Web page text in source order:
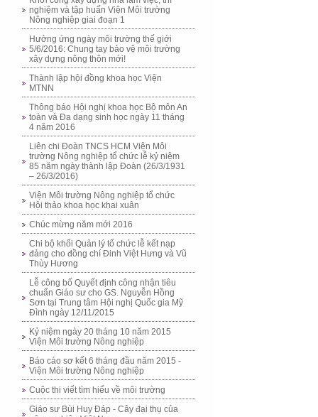
nghiệm và tập huấn Viện Môi trường
Nông nghiệp giai đoạn 1
Hưởng ứng ngày môi trường thế giới
5/6/2016: Chung tay bảo vệ môi trường
xây dựng nông thôn mới!
Thành lập hội đồng khoa học Viện
MTNN
Thông báo Hội nghị khoa học Bộ môn An
toàn và Đa dạng sinh học ngày 11 tháng
4 năm 2016
Liên chi Đoàn TNCS HCM Viện Môi
trường Nông nghiệp tổ chức lễ kỷ niệm
85 năm ngày thành lập Đoàn (26/3/1931
– 26/3/2016)
Viện Môi trường Nông nghiệp tổ chức
Hội thảo khoa học khai xuân
Chúc mừng năm mới 2016
Chi bộ khối Quản lý tổ chức lễ kết nạp
đảng cho đồng chí Đinh Việt Hưng và Vũ
Thùy Hương
Lễ công bố Quyết định công nhận tiêu
chuẩn Giáo sư cho GS. Nguyễn Hồng
Sơn tại Trung tâm Hội nghị Quốc gia Mỹ
Đình ngày 12/11/2015
Kỷ niệm ngày 20 tháng 10 năm 2015
Viện Môi trường Nông nghiệp
Báo cáo sơ kết 6 tháng đầu năm 2015 -
Viện Môi trường Nông nghiệp
Cuộc thi viết tìm hiểu về môi trường
Giáo sư Bùi Huy Đáp - Cây đại thụ của